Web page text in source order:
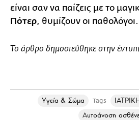
είναι σαν να παίζεις με το
Πότερ, θυμίζουν οι παθολόγοι.
Το άρθρο δημοσιεύθηκε στην
Υγεία & Σώμα Tags
Αυτοάνοση